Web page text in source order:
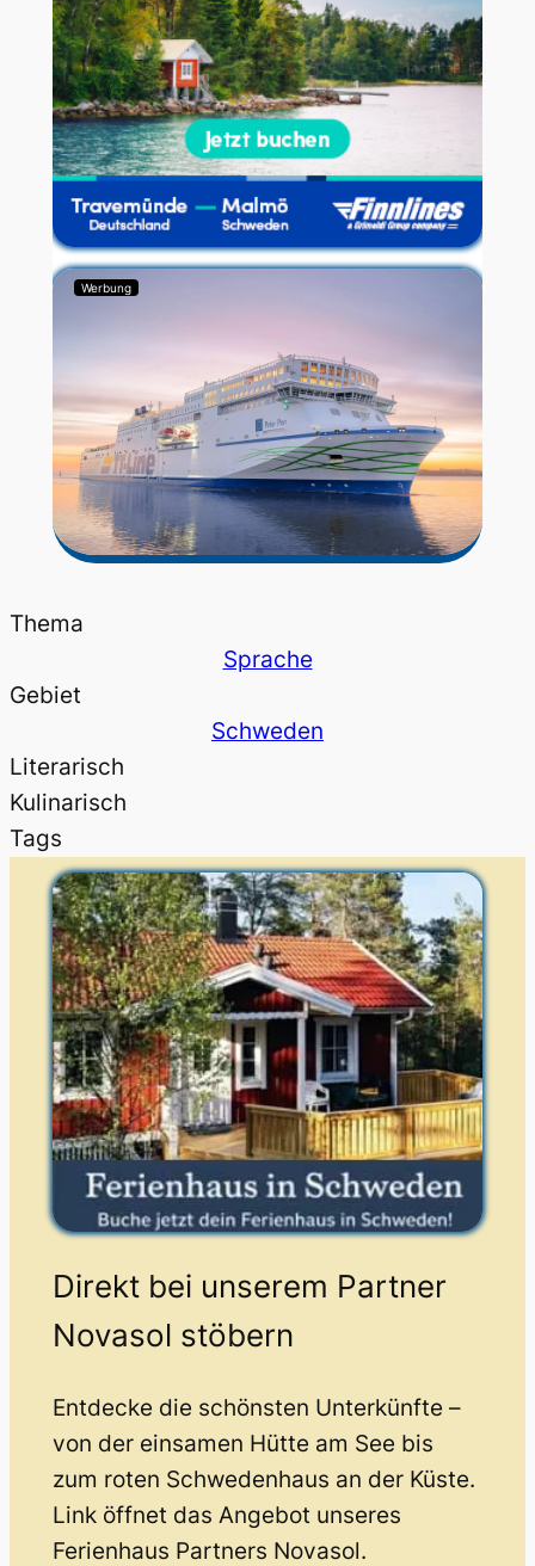
Werbung
Thema
Sprache
Gebiet
Schweden
Literarisch
Kulinarisch
Tags
Direkt bei unserem Partner
Novasol stöbern
Entdecke die schönsten Unterkünfte –
von der einsamen Hütte am See bis
zum roten Schwedenhaus an der Küste.
Link öffnet das Angebot unseres
Ferienhaus Partners Novasol.